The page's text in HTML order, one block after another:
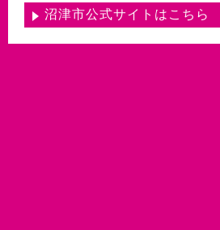
沼津市公式サイトはこちら